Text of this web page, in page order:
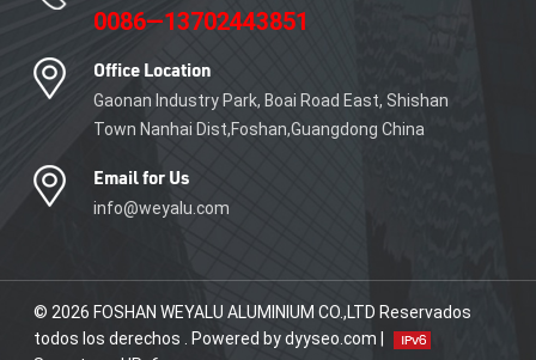
0086—13702443851
Office Location
Gaonan Industry Park, Boai Road East, Shishan
Town Nanhai Dist,Foshan,Guangdong China
Email for Us
info@weyalu.com
© 2026 FOSHAN WEYALU ALUMINIUM CO.,LTD Reservados
todos los derechos . Powered by dyyseo.com |